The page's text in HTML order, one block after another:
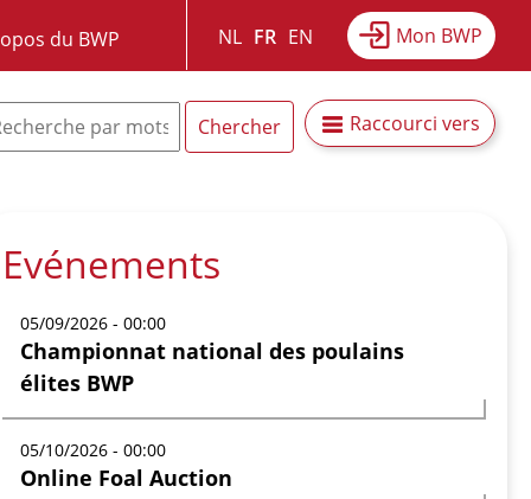
Mon BWP
NL FR EN
du BWP
Raccourci vers
Evénements
05/09/2026 - 00:00
Championnat national des poulains
élites BWP
05/10/2026 - 00:00
Online Foal Auction